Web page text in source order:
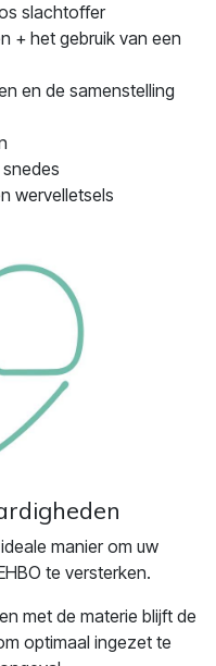
slachtoffer
+ het gebruik van een
en de samenstelling
wervelletsels
manier om uw
te versterken.
met de materie blijft de
optimaal ingezet te